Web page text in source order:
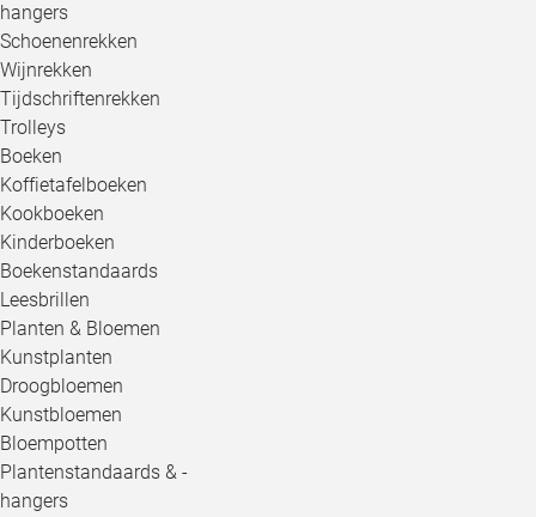
hangers
Schoenenrekken
Wijnrekken
Tijdschriftenrekken
Trolleys
Boeken
Koffietafelboeken
Kookboeken
Kinderboeken
Boekenstandaards
Leesbrillen
Planten & Bloemen
Kunstplanten
Droogbloemen
Kunstbloemen
Bloempotten
Plantenstandaards & -
hangers